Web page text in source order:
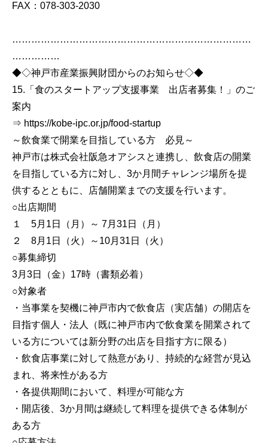
FAX：078-303-2030
…………………………………………………………………
……………
◆◇神戸市産業振興財団からのお知らせ◇◆
15.「食のスタートアップ支援事業 出店者募集！」のご
案内
⇒ https://kobe-ipc.or.jp/food-startup
～飲食業で開業を目指している方 必見～
神戸市は株式会社阪急オアシスと連携し、飲食店の開業
を目指している方に対し、3か月間チャレンジ場所を提
供するとともに、店舗開業までの支援を行います。
○出店期間
１ 5月1日（月）～ 7月31日（月）
２ 8月1日（火）～10月31日（火）
○募集締切
3月3日（金）17時（書類必着）
○対象者
・当事業を契機に神戸市内で飲食店（実店舗）の開店を
目指す個人・法人（既に神戸市内で飲食業を開業されて
いる方については新分野の出店を目指す方に限る）
・飲食店事業に対して熱意があり、持続的な経営が見込
まれ、将来性がある方
・各提供期間において、料理が可能な方
・開店後、3か月間は継続して料理を提供できる体制が
ある方